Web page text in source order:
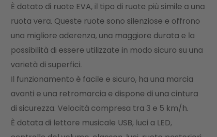
È dotato di ruote EVA, il tipo di ruote più simile a una
ruota vera. Queste ruote sono silenziose e offrono
una migliore aderenza, una maggiore durata e la
possibilità di essere utilizzate in modo sicuro su una
varietà di superfici.
Il funzionamento è facile e sicuro, ha una marcia
avanti e una retromarcia e dispone di una cintura
di sicurezza. Velocità compresa tra 3 e 5 km/h.
È dotata di lettore musicale USB, luci a LED,